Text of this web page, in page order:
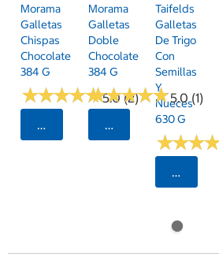
Morama
Galletas
Chispas
Chocolate
384 G
★★★★★
★★★★★5.0 (2)
Seleccionar Código Postal
Morama
Galletas
Doble
Chocolate
384 G
★★★★★
★★★★★5.0 (1)
Seleccionar
Taifelds
Galletas
De Trigo
Con
Semillas
Y
Nueces
630 G
★★★
★★★